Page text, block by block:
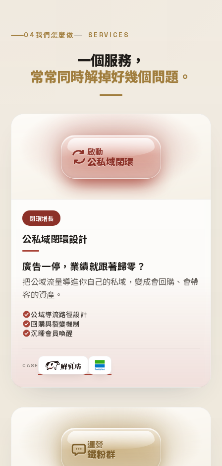
04我們怎麼做 SERVICES
一個服務，
常常同時解掉好幾個問題。
公域流量
私域鐵粉
回購複利
啟動
公私域閉環
閉環增長
公私域閉環設計
廣告一停，業績就跟著歸零？
把公域流量導進你自己的私域，變成會回購、會帶
客的資產。
公域導流路徑設計
回購與裂變機制
沉睡會員喚醒
CASE
❤
粉
回
購
運營
鐵粉群